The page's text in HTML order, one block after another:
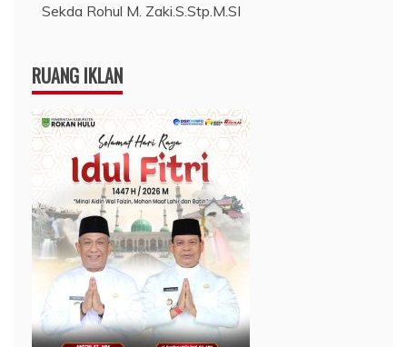
Sekda Rohul M. Zaki.S.Stp.M.SI
RUANG IKLAN